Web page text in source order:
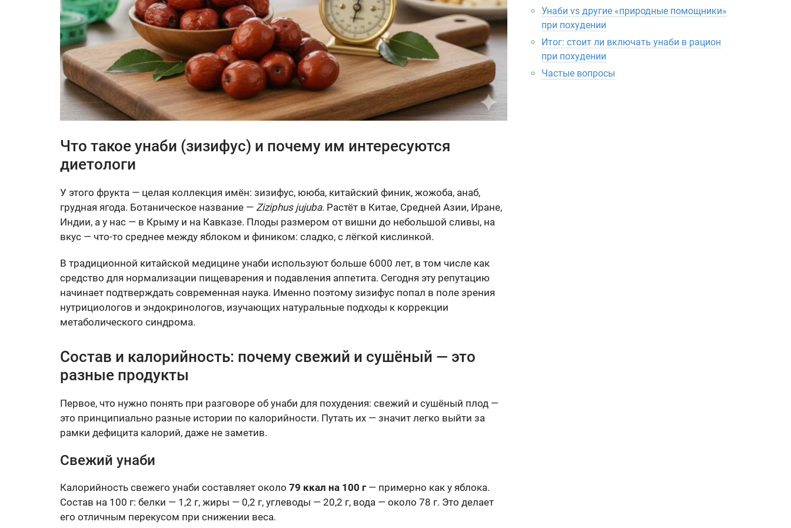
Что такое унаби (зизифус) и почему им интересуются
диетологи
У этого фрукта — целая коллекция имён: зизифус, ююба, китайский финик, жожоба, анаб,
грудная ягода. Ботаническое название — Ziziphus jujuba. Растёт в Китае, Средней Азии, Иране,
Индии, а у нас — в Крыму и на Кавказе. Плоды размером от вишни до небольшой сливы, на
вкус — что-то среднее между яблоком и фиником: сладко, с лёгкой кислинкой.
В традиционной китайской медицине унаби используют больше 6000 лет, в том числе как
средство для нормализации пищеварения и подавления аппетита. Сегодня эту репутацию
начинает подтверждать современная наука. Именно поэтому зизифус попал в поле зрения
нутрициологов и эндокринологов, изучающих натуральные подходы к коррекции
метаболического синдрома.
Состав и калорийность: почему свежий и сушёный — это
разные продукты
Первое, что нужно понять при разговоре об унаби для похудения: свежий и сушёный плод —
это принципиально разные истории по калорийности. Путать их — значит легко выйти за
рамки дефицита калорий, даже не заметив.
Свежий унаби
Калорийность свежего унаби составляет около 79 ккал на 100 г — примерно как у яблока.
Состав на 100 г: белки — 1,2 г, жиры — 0,2 г, углеводы — 20,2 г, вода — около 78 г. Это делает
его отличным перекусом при снижении веса.
Унаби vs другие «природные помощники»
при похудении
Итог: стоит ли включать унаби в рацион
при похудении
Частые вопросы